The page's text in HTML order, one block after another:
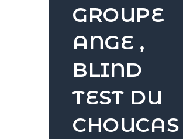
GROUPE
ANGE ,
BLIND
TEST DU
CHOUCAS